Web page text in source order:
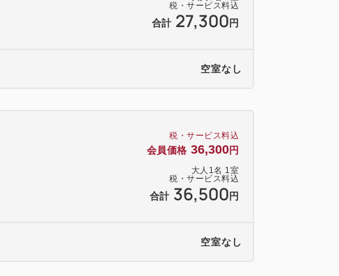
税・サービス料込
合計 27,300 円
空室なし
税・サービス料込
会員価格 36,300円
大人 1名 1室
税・サービス料込
合計 36,500 円
空室なし